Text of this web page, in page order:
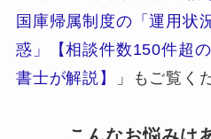
国庫帰属制度の「運用状
惑」【相談件数150件超
書士が解説】
」もご覧く